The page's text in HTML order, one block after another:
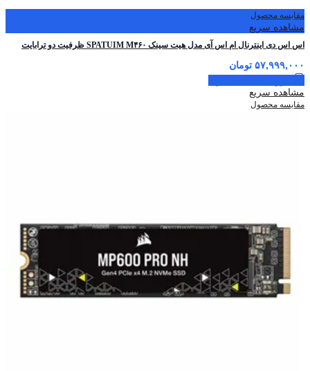
مقایسه محصول
مشاهده سریع
اس اس دی اینترنال ام اس آی مدل هیت سینک SPATUIM M۴۶۰ ظرفیت دو ترابایت
۵۷,۹۹۹,۰۰۰ تومان
مشاهده سریع
مقایسه محصول